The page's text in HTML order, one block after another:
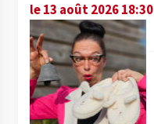
le 13 août 2026 18:30